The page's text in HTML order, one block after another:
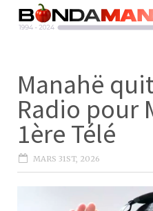
Manahë
Radio pour
1ère Télé
MARS 31ST, 2026